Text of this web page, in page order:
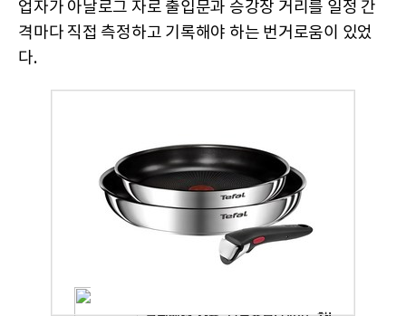
업자가 아날로그 자로 출입문과 승강장 거리를 일정 간
격마다 직접 측정하고 기록해야 하는 번거로움이 있었
다.